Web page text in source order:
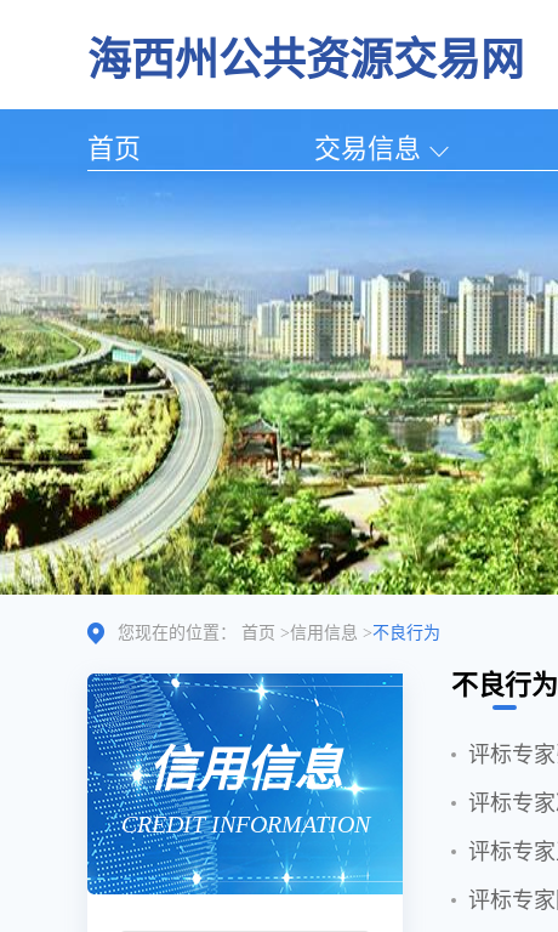
海西州公共资源交易网
首页 交易信息
您现在的位置： 首页 >信用信息 >不良行为
信用信息
CREDIT INFORMATION
不良行为
评标专
评标专
评标专
评标专